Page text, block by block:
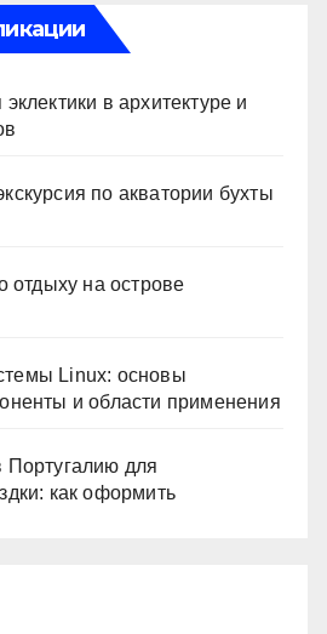
ki
в архитектуре и
по акватории бухты
отдыху на острове
Linux: основы
и области применения
Португалию для
как оформить